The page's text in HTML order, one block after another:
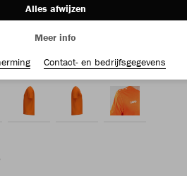
Alles afwijzen
Meer info
Contact- en bedrijfsgegevens